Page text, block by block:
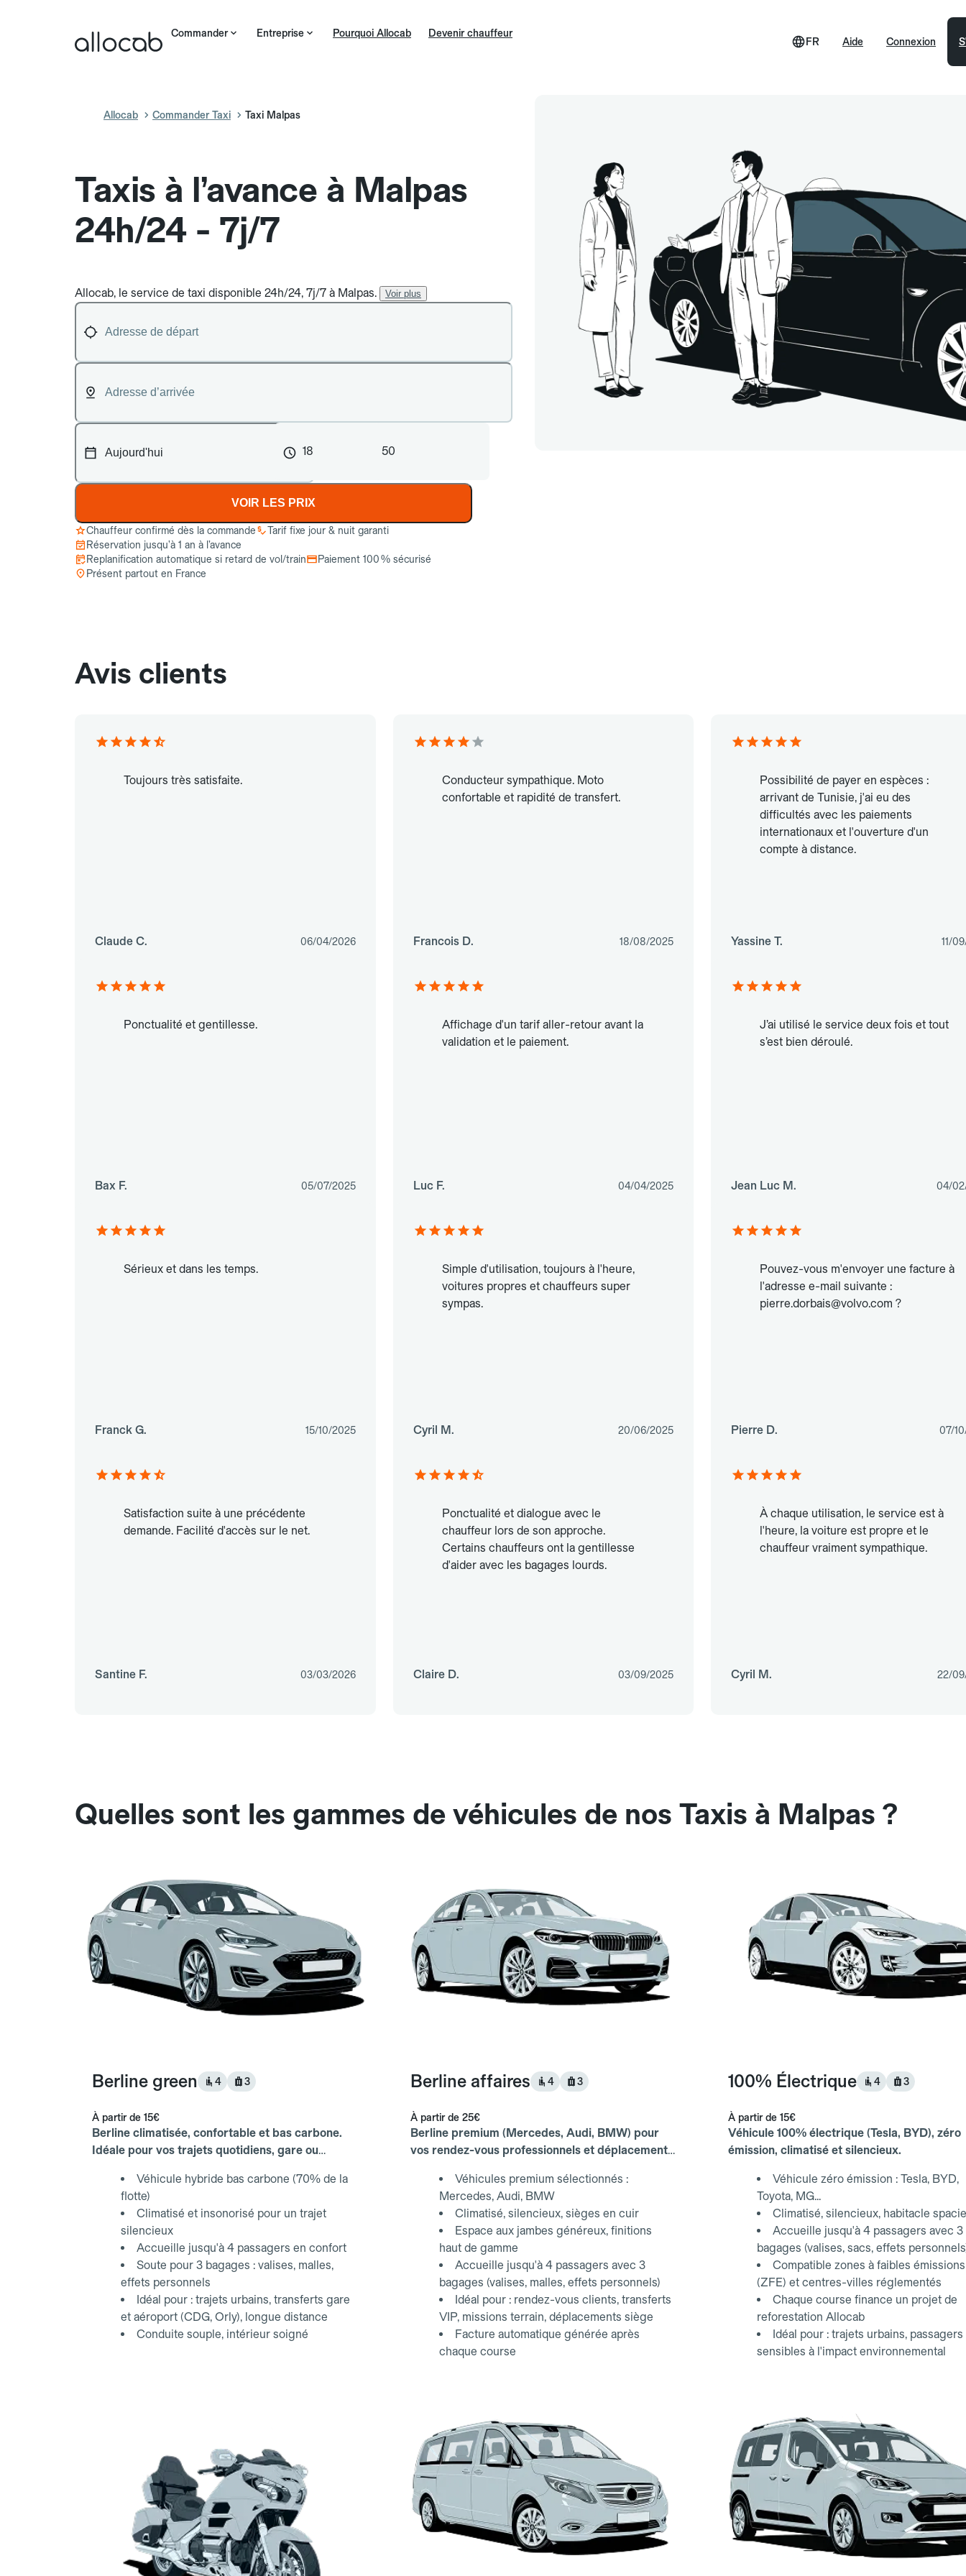
Commander Entreprise Pourquoi Allocab Devenir chauffeur
Aide
FR Connexion
Allocab Commander Taxi Taxi Malpas
Taxis à l’avance à Malpas
24h/24 - 7j/7
Allocab, le service de taxi disponible 24h/24, 7j/7 à Malpas. Voir plus
18 50
VOIR LES PRIX
Chauffeur confirmé dès la commande
Tarif fixe jour & nuit garanti
Réservation jusqu’à 1 an à l’avance
Replanification automatique si retard de vol/train
Paiement 100 % sécurisé
Présent partout en France
Avis clients
Toujours très satisfaite.
Claude C. 06/04/2026
Conducteur sympathique. Moto
confortable et rapidité de transfert.
Francois D. 18/08/2025
Possibilité de payer en espèces :
arrivant de Tunisie, j'ai eu des
difficultés avec les paiements
internationaux et l'ouverture d'un
compte à distance.
Yassine T. 11/
Ponctualité et gentillesse.
Bax F. 05/07/2025
Affichage d'un tarif aller-retour avant la
validation et le paiement.
Luc F. 04/04/2025
J’ai utilisé le service deux fois et tout
s’est bien déroulé.
Jean Luc M. 04/
Sérieux et dans les temps.
Franck G. 15/10/2025
Simple d'utilisation, toujours à l'heure,
voitures propres et chauffeurs super
sympas.
Cyril M. 20/06/2025
Pouvez-vous m'envoyer une facture à
l'adresse e-mail suivante :
pierre.dorbais@volvo.com ?
Pierre D. 07/
Satisfaction suite à une précédente
demande. Facilité d'accès sur le net.
Santine F. 03/03/2026
Ponctualité et dialogue avec le
chauffeur lors de son approche.
Certains chauffeurs ont la gentillesse
d'aider avec les bagages lourds.
Claire D. 03/09/2025
À chaque utilisation, le service est à
l'heure, la voiture est propre et le
chauffeur vraiment sympathique.
Cyril M. 22/
Quelles sont les gammes de véhicules de nos Taxis à Malpas ?
Berline green 4 3
À partir de 15€
Berline climatisée, confortable et bas carbone.
Idéale pour vos trajets quotidiens, gare ou
Véhicule hybride bas carbone (70% de la
flotte)
Climatisé et insonorisé pour un trajet
silencieux
Accueille jusqu'à 4 passagers en confort
Soute pour 3 bagages : valises, malles,
effets personnels
Idéal pour : trajets urbains, transferts gare
et aéroport (CDG, Orly), longue distance
Conduite souple, intérieur soigné
Berline affaires 4 3
À partir de 25€
Berline premium (Mercedes, Audi, BMW) pour
vos rendez-vous professionnels et déplacements
Véhicules premium sélectionnés :
Mercedes, Audi, BMW
Climatisé, silencieux, sièges en cuir
Espace aux jambes généreux, finitions
haut de gamme
Accueille jusqu'à 4 passagers avec 3
bagages (valises, malles, effets personnels)
Idéal pour : rendez-vous clients, transferts
VIP, missions terrain, déplacements siège
Facture automatique générée après
chaque course
100% Électrique 4 3
À partir de 15€
Véhicule 100% électrique (Tesla, BYD), zéro
émission, climatisé et silencieux.
Véhicule zéro émission : Tesla, BYD,
Toyota, MG...
Climatisé, silencieux, habitacle
Accueille jusqu'à 4 passagers avec 3
bagages (valises, sacs, effets
Compatible zones à faibles émissions
(ZFE) et centres-villes réglementés
Chaque course finance un projet de
reforestation Allocab
Idéal pour : trajets urbains, passagers
sensibles à l'impact environnemental